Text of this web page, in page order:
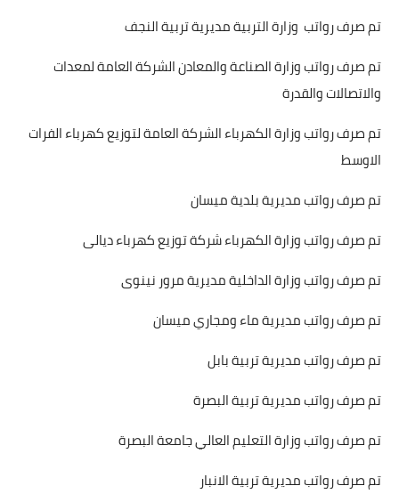
تم صرف رواتب وزارة التربية مديرية تربية النجف
تم صرف رواتب وزارة الصناعة والمعادن الشركة العامة لمعدات
والاتصالات والقدرة
تم صرف رواتب وزارة الكهرباء الشركة العامة لتوزيع كهرباء الفرات
الاوسط
تم صرف رواتب مديرية بلدية ميسان
تم صرف رواتب وزارة الكهرباء شركة توزيع كهرباء ديالى
تم صرف رواتب وزارة الداخلية مديرية مرور نينوى
تم صرف رواتب مديرية ماء ومجاري ميسان
تم صرف رواتب مديرية تربية بابل
تم صرف رواتب مديرية تربية البصرة
تم صرف رواتب وزارة التعليم العالي جامعة البصرة
تم صرف رواتب مديرية تربية الانبار